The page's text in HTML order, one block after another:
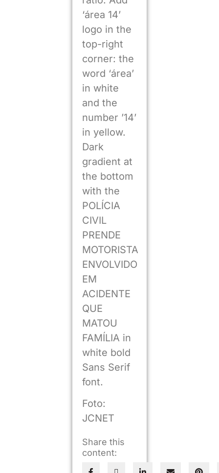
‘área 14’
logo in the
top-right
corner: the
word ‘área’
in white
and the
number ’14’
in yellow.
Dark
gradient at
the bottom
with the
POLÍCIA
CIVIL
PRENDE
MOTORISTA
ENVOLVIDO
EM
ACIDENTE
QUE
MATOU
FAMÍLIA in
white bold
Sans Serif
font.
Foto:
JCNET
Share this
content: